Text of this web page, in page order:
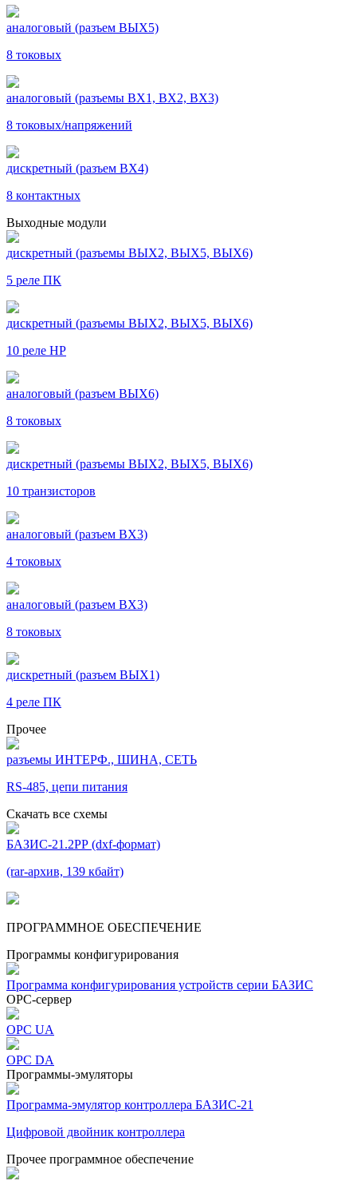
аналоговый (разъем ВЫХ5)
8 токовых
аналоговый (разъемы ВХ1, ВХ2, ВХ3)
8 токовых/напряжений
дискретный (разъем ВХ4)
8 контактных
Выходные модули
дискретный (разъемы ВЫХ2, ВЫХ5, ВЫХ6)
5 реле ПК
дискретный (разъемы ВЫХ2, ВЫХ5, ВЫХ6)
10 реле НР
аналоговый (разъем ВЫХ6)
8 токовых
дискретный (разъемы ВЫХ2, ВЫХ5, ВЫХ6)
10 транзисторов
аналоговый (разъем ВХ3)
4 токовых
аналоговый (разъем ВХ3)
8 токовых
дискретный (разъем ВЫХ1)
4 реле ПК
Прочее
разъемы ИНТЕРФ., ШИНА, СЕТЬ
RS-485, цепи питания
Скачать все схемы
БАЗИС-21.2РР (dxf-формат)
(rar-архив, 139 кбайт)
ПРОГРАММНОЕ ОБЕСПЕЧЕНИЕ
Программы конфигурирования
Программа кон­фигу­риро­ва­ния устройств серии БАЗИС
OPC-сервер
OPC UA
OPC DA
Программы-эмуляторы
Программа-эмулятор контроллера БАЗИС-21
Цифровой двойник контроллера
Прочее программное обеспечение